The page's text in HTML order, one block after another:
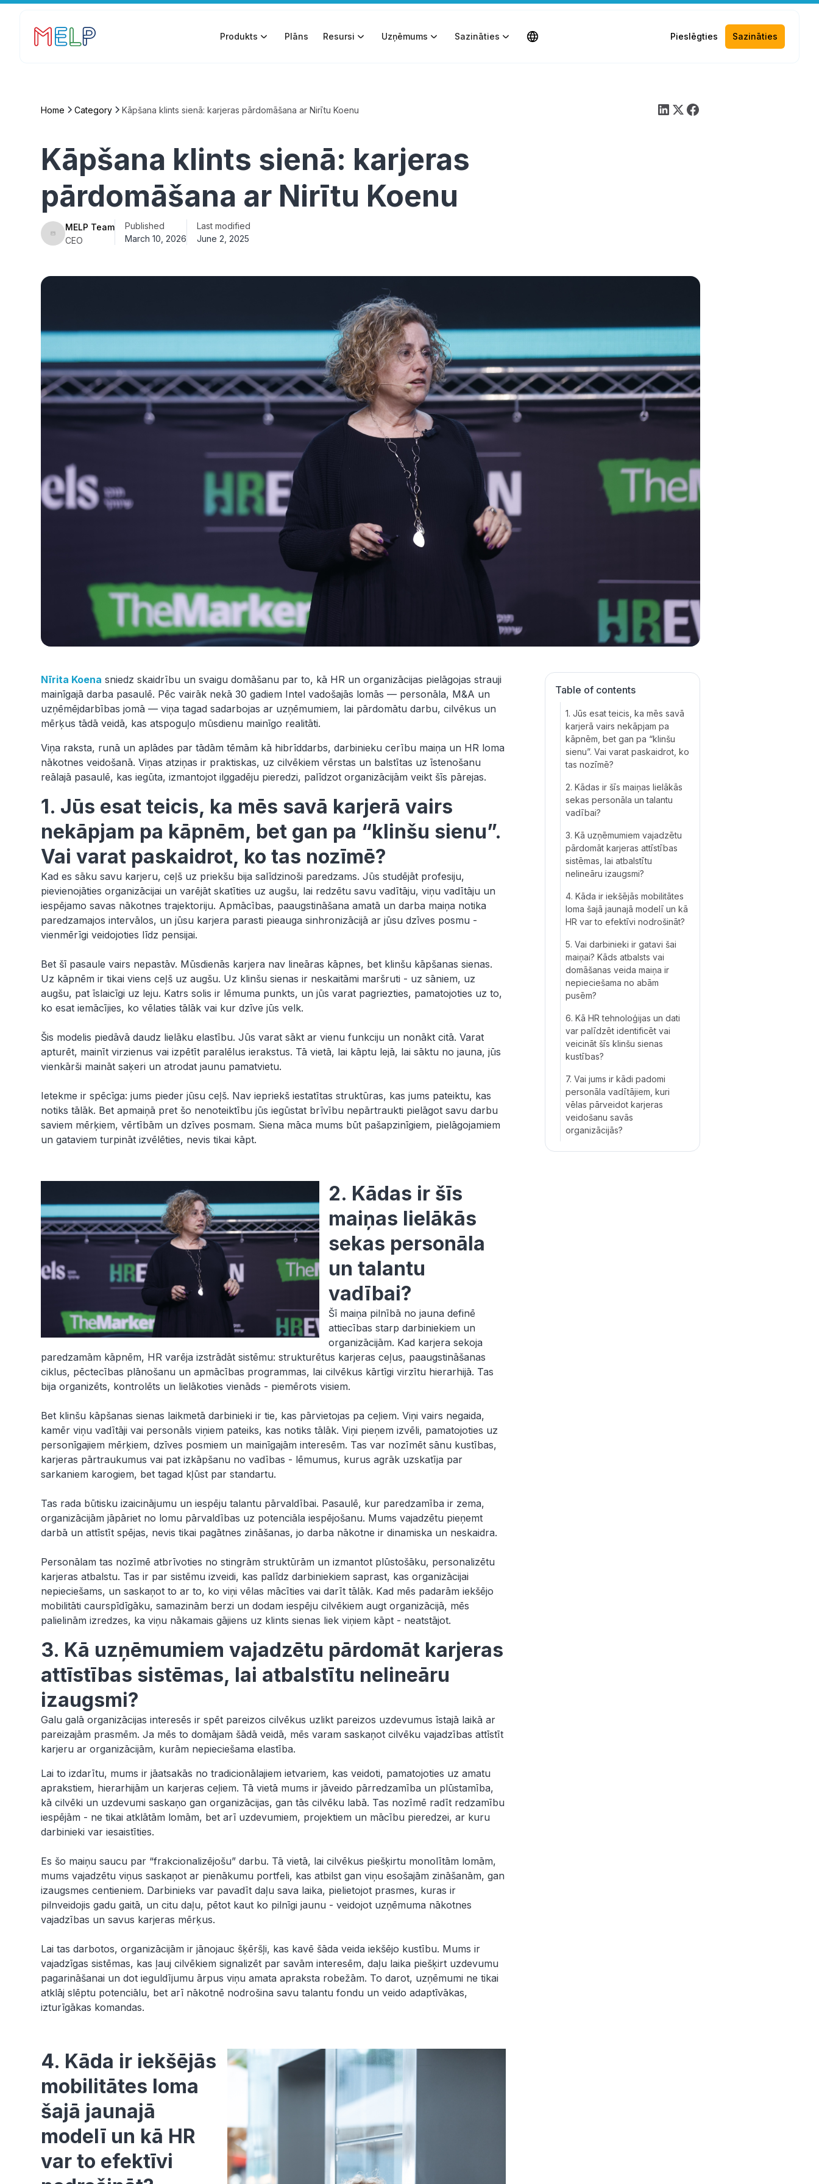
Produkts Plāns Resursi Uzņēmums Sazināties Pieslēgties Sazināties
Home Category Kāpšana klints sienā: karjeras pārdomāšana ar Nirītu Koenu
Kāpšana klints sienā: karjeras
pārdomāšana ar Nirītu Koenu
MELP Team
CEO
Published
March 10, 2026
Last modified
June 2, 2025
Nīrita Koena sniedz skaidrību un svaigu domāšanu par to, kā HR un organizācijas pielāgojas strauji
mainīgajā darba pasaulē. Pēc vairāk nekā 30 gadiem Intel vadošajās lomās — personāla, M&A un
uzņēmējdarbības jomā — viņa tagad sadarbojas ar uzņēmumiem, lai pārdomātu darbu, cilvēkus un
mērķus tādā veidā, kas atspoguļo mūsdienu mainīgo realitāti.
Viņa raksta, runā un aplādes par tādām tēmām kā hibrīddarbs, darbinieku cerību maiņa un HR loma
nākotnes veidošanā. Viņas atziņas ir praktiskas, uz cilvēkiem vērstas un balstītas uz īstenošanu
reālajā pasaulē, kas iegūta, izmantojot ilggadēju pieredzi, palīdzot organizācijām veikt šīs pārejas.
1. Jūs esat teicis, ka mēs savā karjerā vairs
nekāpjam pa kāpnēm, bet gan pa “klinšu sienu”.
Vai varat paskaidrot, ko tas nozīmē?
Kad es sāku savu karjeru, ceļš uz priekšu bija salīdzinoši paredzams. Jūs studējāt profesiju,
pievienojāties organizācijai un varējāt skatīties uz augšu, lai redzētu savu vadītāju, viņu vadītāju un
iespējamo savas nākotnes trajektoriju. Apmācības, paaugstināšana amatā un darba maiņa notika
paredzamajos intervālos, un jūsu karjera parasti pieauga sinhronizācijā ar jūsu dzīves posmu -
vienmērīgi veidojoties līdz pensijai.
Bet šī pasaule vairs nepastāv. Mūsdienās karjera nav lineāras kāpnes, bet klinšu kāpšanas sienas.
Uz kāpnēm ir tikai viens ceļš uz augšu. Uz klinšu sienas ir neskaitāmi maršruti - uz sāniem, uz
augšu, pat īslaicīgi uz leju. Katrs solis ir lēmuma punkts, un jūs varat pagriezties, pamatojoties uz to,
ko esat iemācījies, ko vēlaties tālāk vai kur dzīve jūs velk.
Šis modelis piedāvā daudz lielāku elastību. Jūs varat sākt ar vienu funkciju un nonākt citā. Varat
apturēt, mainīt virzienus vai izpētīt paralēlus ierakstus. Tā vietā, lai kāptu lejā, lai sāktu no jauna, jūs
vienkārši maināt saķeri un atrodat jaunu pamatvietu.
Ietekme ir spēcīga: jums pieder jūsu ceļš. Nav iepriekš iestatītas struktūras, kas jums pateiktu, kas
notiks tālāk. Bet apmaiņā pret šo nenoteiktību jūs iegūstat brīvību nepārtraukti pielāgot savu darbu
saviem mērķiem, vērtībām un dzīves posmam. Siena māca mums būt pašapzinīgiem, pielāgojamiem
un gataviem turpināt izvēlēties, nevis tikai kāpt.
2. Kādas ir šīs
maiņas lielākās
sekas personāla
un talantu
vadībai?
Šī maiņa pilnībā no jauna definē
attiecības starp darbiniekiem un
organizācijām. Kad karjera sekoja
paredzamām kāpnēm, HR varēja izstrādāt sistēmu: strukturētus karjeras ceļus, paaugstināšanas
ciklus, pēctecības plānošanu un apmācības programmas, lai cilvēkus kārtīgi virzītu hierarhijā. Tas
bija organizēts, kontrolēts un lielākoties vienāds - piemērots visiem.
Bet klinšu kāpšanas sienas laikmetā darbinieki ir tie, kas pārvietojas pa ceļiem. Viņi vairs negaida,
kamēr viņu vadītāji vai personāls viņiem pateiks, kas notiks tālāk. Viņi pieņem izvēli, pamatojoties uz
personīgajiem mērķiem, dzīves posmiem un mainīgajām interesēm. Tas var nozīmēt sānu kustības,
karjeras pārtraukumus vai pat izkāpšanu no vadības - lēmumus, kurus agrāk uzskatīja par
sarkaniem karogiem, bet tagad kļūst par standartu.
Tas rada būtisku izaicinājumu un iespēju talantu pārvaldībai. Pasaulē, kur paredzamība ir zema,
organizācijām jāpāriet no lomu pārvaldības uz potenciāla iespējošanu. Mums vajadzētu pieņemt
darbā un attīstīt spējas, nevis tikai pagātnes zināšanas, jo darba nākotne ir dinamiska un neskaidra.
Personālam tas nozīmē atbrīvoties no stingrām struktūrām un izmantot plūstošāku, personalizētu
karjeras atbalstu. Tas ir par sistēmu izveidi, kas palīdz darbiniekiem saprast, kas organizācijai
nepieciešams, un saskaņot to ar to, ko viņi vēlas mācīties vai darīt tālāk. Kad mēs padarām iekšējo
mobilitāti caurspīdīgāku, samazinām berzi un dodam iespēju cilvēkiem augt organizācijā, mēs
palielinām izredzes, ka viņu nākamais gājiens uz klints sienas liek viņiem kāpt - neatstājot.
3. Kā uzņēmumiem vajadzētu pārdomāt karjeras
attīstības sistēmas, lai atbalstītu nelineāru
izaugsmi?
Galu galā organizācijas interesēs ir spēt pareizos cilvēkus uzlikt pareizos uzdevumus īstajā laikā ar
pareizajām prasmēm. Ja mēs to domājam šādā veidā, mēs varam saskaņot cilvēku vajadzības attīstīt
karjeru ar organizācijām, kurām nepieciešama elastība.
Lai to izdarītu, mums ir jāatsakās no tradicionālajiem ietvariem, kas veidoti, pamatojoties uz amatu
aprakstiem, hierarhijām un karjeras ceļiem. Tā vietā mums ir jāveido pārredzamība un plūstamība,
kā cilvēki un uzdevumi saskaņo gan organizācijas, gan tās cilvēku labā. Tas nozīmē radīt redzamību
iespējām - ne tikai atklātām lomām, bet arī uzdevumiem, projektiem un mācību pieredzei, ar kuru
darbinieki var iesaistīties.
Es šo maiņu saucu par “frakcionalizējošu” darbu. Tā vietā, lai cilvēkus piešķirtu monolītām lomām,
mums vajadzētu viņus saskaņot ar pienākumu portfeli, kas atbilst gan viņu esošajām zināšanām, gan
izaugsmes centieniem. Darbinieks var pavadīt daļu sava laika, pielietojot prasmes, kuras ir
pilnveidojis gadu gaitā, un citu daļu, pētot kaut ko pilnīgi jaunu - veidojot uzņēmuma nākotnes
vajadzības un savus karjeras mērķus.
Lai tas darbotos, organizācijām ir jānojauc šķēršļi, kas kavē šāda veida iekšējo kustību. Mums ir
vajadzīgas sistēmas, kas ļauj cilvēkiem signalizēt par savām interesēm, daļu laika piešķirt uzdevumu
pagarināšanai un dot ieguldījumu ārpus viņu amata apraksta robežām. To darot, uzņēmumi ne tikai
atklāj slēptu potenciālu, bet arī nākotnē nodrošina savu talantu fondu un veido adaptīvākas,
izturīgākas komandas.
4. Kāda ir iekšējās
mobilitātes loma
šajā jaunajā
modelī un kā HR
var to efektīvi
Table of contents
1. Jūs esat teicis, ka mēs savā
karjerā vairs nekāpjam pa
kāpnēm, bet gan pa “klinšu
sienu”. Vai varat paskaidrot, ko
tas nozīmē?
2. Kādas ir šīs maiņas lielākās
sekas personāla un talantu
vadībai?
3. Kā uzņēmumiem vajadzētu
pārdomāt karjeras attīstības
sistēmas, lai atbalstītu
nelineāru izaugsmi?
‍4. Kāda ir iekšējās mobilitātes
loma šajā jaunajā modelī un kā
HR var to efektīvi nodrošināt?
5. Vai darbinieki ir gatavi šai
maiņai? Kāds atbalsts vai
domāšanas veida maiņa ir
nepieciešama no abām
pusēm?
‍6. Kā HR tehnoloģijas un dati
var palīdzēt identificēt vai
veicināt šīs klinšu sienas
kustības?
7. Vai jums ir kādi padomi
personāla vadītājiem, kuri
vēlas pārveidot karjeras
veidošanu savās
organizācijās?